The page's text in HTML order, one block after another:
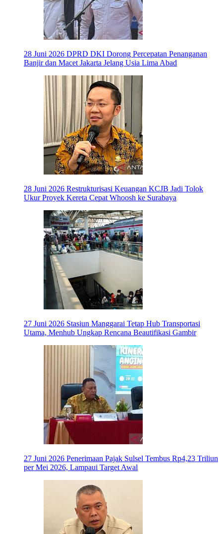
28 Juni 2026 DPRD DKI Dorong Percepatan Penanganan
Banjir dan Macet Jakarta Jelang Usia Lima Abad
28 Juni 2026 Restrukturisasi Keuangan KCJB Jadi Tolok
Ukur Proyek Kereta Cepat Whoosh ke Surabaya
27 Juni 2026 Stasiun Manggarai Tetap Hub Transportasi
Utama, Menhub Ungkap Rencana Beautifikasi Gambir
27 Juni 2026 Penerimaan Pajak Sulsel Tembus Rp4,23 Triliun
per Mei 2026, Lampaui Target Awal